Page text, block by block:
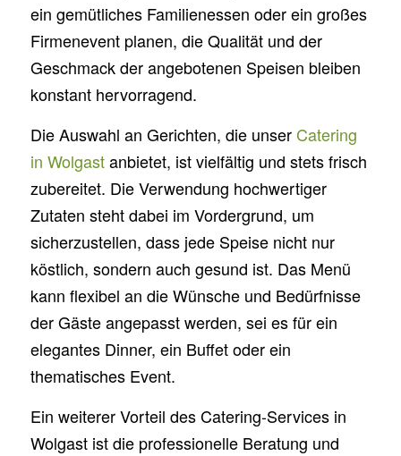
ein gemütliches Familienessen oder ein großes
Firmenevent planen, die Qualität und der
Geschmack der angebotenen Speisen bleiben
konstant hervorragend.
Die Auswahl an Gerichten, die unser Catering
in Wolgastanbietet, ist vielfältig und stets frisch
zubereitet. Die Verwendung hochwertiger
Zutaten steht dabei im Vordergrund, um
sicherzustellen, dass jede Speise nicht nur
köstlich, sondern auch gesund ist. Das Menü
kann flexibel an die Wünsche und Bedürfnisse
der Gäste angepasst werden, sei es für ein
elegantes Dinner, ein Buffet oder ein
thematisches Event.
Ein weiterer Vorteil des Catering-Services in
Wolgast ist die professionelle Beratung und